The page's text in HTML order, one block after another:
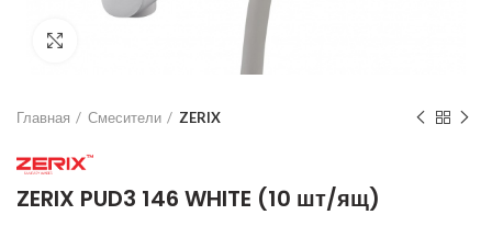
Нажмите для увеличения
Главная Смесители ZERIX
ZERIX PUD3 146 WHITE (10 шт/ящ)